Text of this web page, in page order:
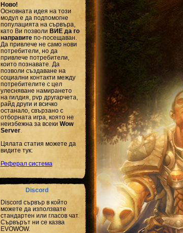
Ново!
Основната идея на този
модул е да подпомогне
популацията на сървъра,
като Ви позволи ВИЕ да го
направитепо-посещаван.
Да привлече не само нови
потребители, но да
привлече потребители,
които познавате. Да
позволи създаване на
социални контакти между
потребителите с цел
улесняване намирането
на гилдия, pvp другарчета,
райд други и всичко
останало, свързано с
отборната игра, която не
неизбежна за всеки Wow
Server.
Цялата статия можете да
видите тук:
Реферал система
Discord
Discord сървър в който
можете да използвате
стандартен или гласов чат.
Сървърът ни се казва
EVOWOW.